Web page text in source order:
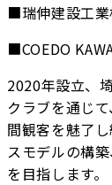
■瑞伸建設工
■COEDO
2020年設立、
クラブを通じ
間観客を魅了
スモデルの構
を目指します。